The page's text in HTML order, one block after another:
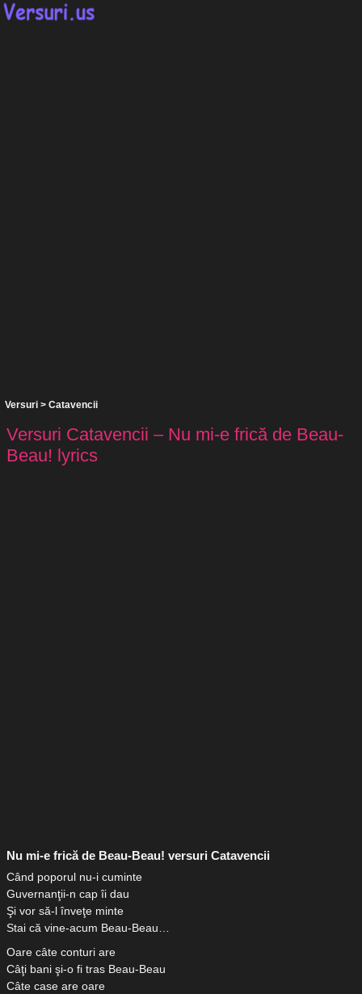
Versuri > Catavencii
Versuri Catavencii – Nu mi-e frică de Beau-
Beau! lyrics
Nu mi-e frică de Beau-Beau! versuri Catavencii
Când poporul nu-i cuminte
Guvernanţii-n cap îi dau
Şi vor să-l înveţe minte
Stai că vine-acum Beau-Beau…
Oare câte conturi are
Câţi bani şi-o fi tras Beau-Beau
Câte case are oare